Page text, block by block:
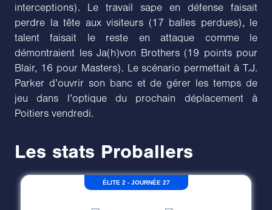
interceptions). Le travail sape en défense faisait
perdre la tête aux visiteurs (17 balles perdues), le
talent faisait le reste en attaque comme le
démontraient les Ja(h)von Brothers (19 points pour
Blair, 16 pour Masters). Le scénario permettait à T.J.
Parker d’ouvrir son banc et de gérer les temps de
jeu dans l’optique du prochain déplacement à
Poitiers vendredi.
Les stats Proballers